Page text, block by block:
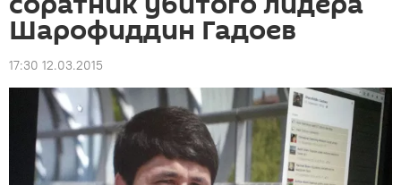
Шарофиддин Гадоев
17:30 12.03.2015